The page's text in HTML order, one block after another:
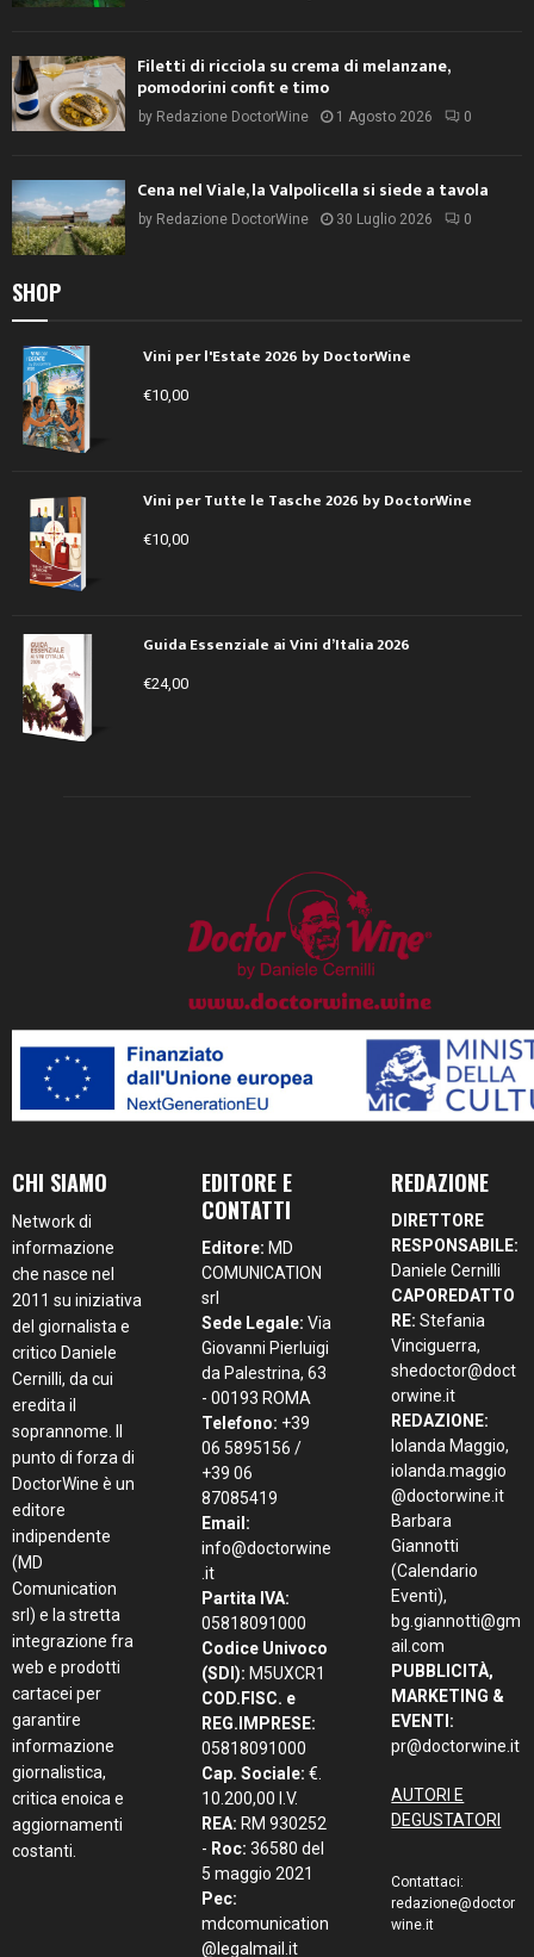
Filetti di ricciola su crema di melanzane,
pomodorini confit e timo
by Redazione DoctorWine 1 Agosto 2026 0
Cena nel Viale, la Valpolicella si siede a tavola
by Redazione DoctorWine 30 Luglio 2026 0
SHOP
Vini per l'Estate 2026 by DoctorWine
€10,00
Vini per Tutte le Tasche 2026 by DoctorWine
€10,00
Guida Essenziale ai Vini d’Italia 2026
€24,00
CHI SIAMO
Network di
informazione
che nasce nel
2011 su iniziativa
del giornalista e
critico Daniele
Cernilli, da cui
eredita il
soprannome. Il
punto di forza di
DoctorWine è un
editore
indipendente
(MD
Comunication
srl) e la stretta
integrazione fra
web e prodotti
cartacei per
garantire
informazione
giornalistica,
critica enoica e
aggiornamenti
costanti.
EDITORE E
CONTATTI
Editore: MD
COMUNICATION
srl
Sede Legale: Via
Giovanni Pierluigi
da Palestrina, 63
- 00193 ROMA
Telefono: +39
06 5895156 /
+39 06
87085419
Email:
info@doctorwine
.it
Partita IVA:
05818091000
Codice Univoco
(SDI): M5UXCR1
COD.FISC. e
REG.IMPRESE:
05818091000
Cap. Sociale: €.
10.200,00 I.V.
REA: RM 930252
- Roc: 36580 del
5 maggio 2021
Pec:
mdcomunication
@legalmail.it
REDAZIONE
DIRETTORE
RESPONSABILE:
Daniele Cernilli
CAPOREDATTO
RE: Stefania
Vinciguerra,
shedoctor@doct
orwine.it
REDAZIONE:
Iolanda Maggio,
iolanda.maggio
@doctorwine.it
Barbara
Giannotti
(Calendario
Eventi),
bg.giannotti@gm
ail.com
PUBBLICITÀ,
MARKETING &
EVENTI:
pr@doctorwine.it
AUTORI E
DEGUSTATORI
Contattaci:
redazione@doctor
wine.it